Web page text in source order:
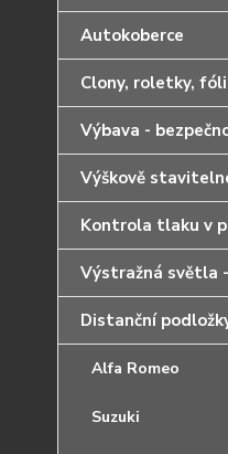
Autokoberce
Clony, roletky,
Výbava -
Výškově
Kontrola tlaku v
Výstražná světla
Distanční
Alfa Romeo
Suzuki